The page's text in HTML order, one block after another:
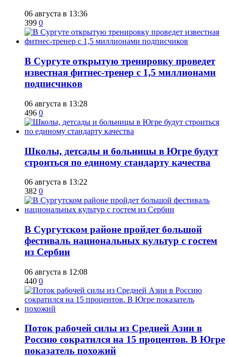
06 августа в 13:36
399 0
В Сургуте открытую тренировку проведет
известная фитнес-тренер с 1,5 миллионами
подписчиков
06 августа в 13:28
496 0
Школы, детсады и больницы в Югре будут
строиться по единому стандарту качества
06 августа в 13:22
382 0
В Сургутском районе пройдет большой
фестиваль национальных культур с гостем
из Сербии
06 августа в 12:08
440 0
Поток рабочей силы из Средней Азии в
Россию сократился на 15 процентов. В Югре
показатель похожий